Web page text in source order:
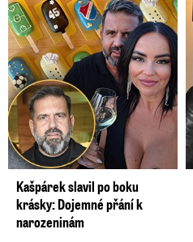
Kašpárek slavil po boku
krásky: Dojemné přání k
narozeninám